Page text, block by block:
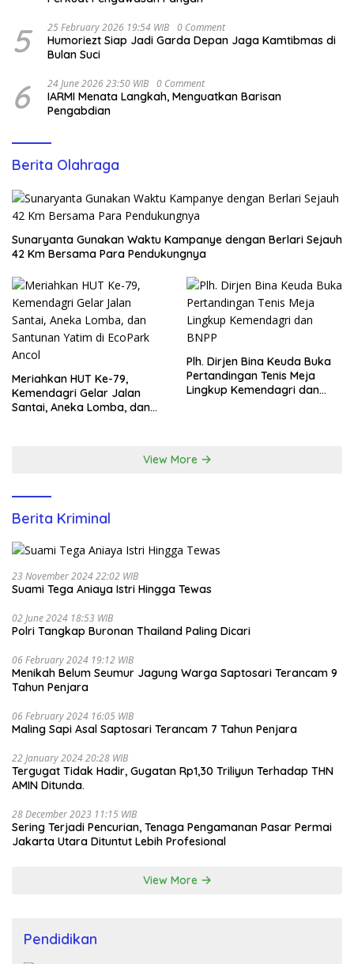
5 25 February 2026 19:54 WIB 0 Comment
Humoriezt Siap Jadi Garda Depan Jaga Kamtibmas di
Bulan Suci
6 24 June 2026 23:50 WIB 0 Comment
IARMI Menata Langkah, Menguatkan Barisan
Pengabdian
Berita Olahraga
Sunaryanta Gunakan Waktu Kampanye dengan Berlari Sejauh
42 Km Bersama Para Pendukungnya
Meriahkan HUT Ke-79,
Kemendagri Gelar Jalan
Santai, Aneka Lomba, dan
Plh. Dirjen Bina Keuda Buka
Pertandingan Tenis Meja
Lingkup Kemendagri dan
View More
Berita Kriminal
23 November 2024 22:02 WIB
Suami Tega Aniaya Istri Hingga Tewas
02 June 2024 18:53 WIB
Polri Tangkap Buronan Thailand Paling Dicari
06 February 2024 19:12 WIB
Menikah Belum Seumur Jagung Warga Saptosari Terancam 9
Tahun Penjara
06 February 2024 16:05 WIB
Maling Sapi Asal Saptosari Terancam 7 Tahun Penjara
22 January 2024 20:28 WIB
Tergugat Tidak Hadir, Gugatan Rp1,30 Triliyun Terhadap THN
AMIN Ditunda.
28 December 2023 11:15 WIB
Sering Terjadi Pencurian, Tenaga Pengamanan Pasar Permai
Jakarta Utara Dituntut Lebih Profesional
View More
Pendidikan